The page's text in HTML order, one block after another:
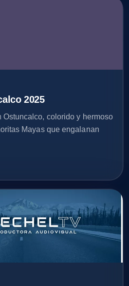
2025
Ostuncalco, colorido y hermoso
Mayas que engalanan